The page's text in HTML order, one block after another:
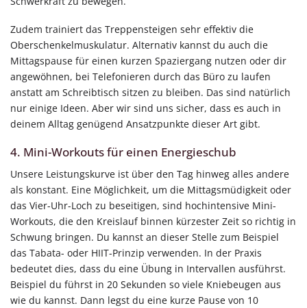
Zudem trainiert das Treppensteigen sehr effektiv die
Oberschenkelmuskulatur. Alternativ kannst du auch die
Mittagspause für einen kurzen Spaziergang nutzen oder dir
angewöhnen, bei Telefonieren durch das Büro zu laufen
anstatt am Schreibtisch sitzen zu bleiben. Das sind natürlich
nur einige Ideen. Aber wir sind uns sicher, dass es auch in
deinem Alltag genügend Ansatzpunkte dieser Art gibt.
4. Mini-Workouts für einen Energieschub
Unsere Leistungskurve ist über den Tag hinweg alles andere
als konstant. Eine Möglichkeit, um die Mittagsmüdigkeit oder
das Vier-Uhr-Loch zu beseitigen, sind hochintensive Mini-
Workouts, die den Kreislauf binnen kürzester Zeit so richtig in
Schwung bringen. Du kannst an dieser Stelle zum Beispiel
das Tabata- oder HIIT-Prinzip verwenden. In der Praxis
bedeutet dies, dass du eine Übung in Intervallen ausführst.
Beispiel du führst in 20 Sekunden so viele Kniebeugen aus
wie du kannst. Dann legst du eine kurze Pause von 10